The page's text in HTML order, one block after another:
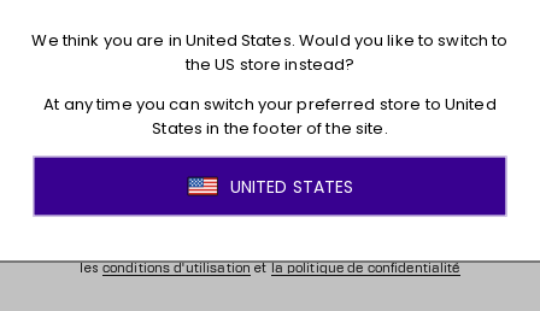
S’inscrire
En fournissant votre adresse courriel ci-dessus, vous acceptez que la LPHF
puisse utiliser vos informations personnelles pour vous envoyer des
lesconditions d'utilisationetla politique de confidentialité